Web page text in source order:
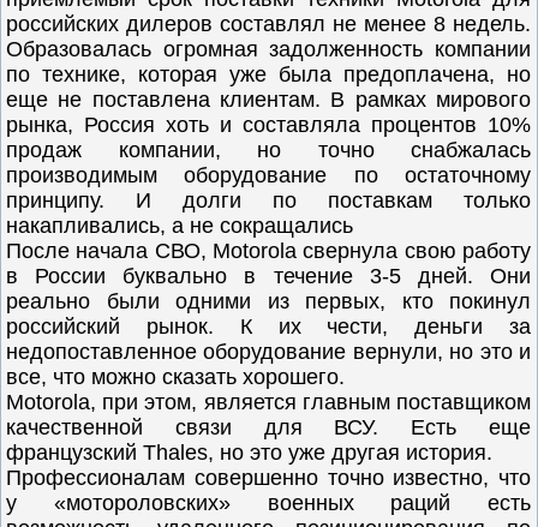
российских дилеров составлял не менее 8 недель.
Образовалась огромная задолженность компании
по технике, которая уже была предоплачена, но
еще не поставлена клиентам. В рамках мирового
рынка, Россия хоть и составляла процентов 10%
продаж компании, но точно снабжалась
производимым оборудование по остаточному
принципу. И долги по поставкам только
накапливались, а не сокращались
После начала СВО, Motorola свернула свою работу
в России буквально в течение 3-5 дней. Они
реально были одними из первых, кто покинул
российский рынок. К их чести, деньги за
недопоставленное оборудование вернули, но это и
все, что можно сказать хорошего.
Motorola, при этом, является главным поставщиком
качественной связи для ВСУ. Есть еще
французский Thales, но это уже другая история.
Профессионалам совершенно точно известно, что
у «мотороловских» военных раций есть